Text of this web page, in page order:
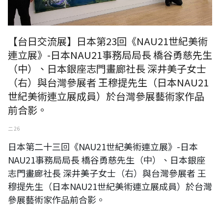
【台日交流展】日本第23回《NAU21世紀美術
連立展》-日本NAU21事務局局長 橋谷勇慈先生
（中）、日本銀座志門畫廊社長 深井美子女士
（右）與台灣參展者 王穆提先生（日本NAU21
世紀美術連立展成員）於台灣參展藝術家作品
前合影。
二 26
日本第二十三回《NAU21世紀美術連立展》-日本
NAU21事務局局長 橋谷勇慈先生（中）、日本銀座
志門畫廊社長 深井美子女士（右）與台灣參展者 王
穆提先生（日本NAU21世紀美術連立展成員）於台灣
參展藝術家作品前合影。